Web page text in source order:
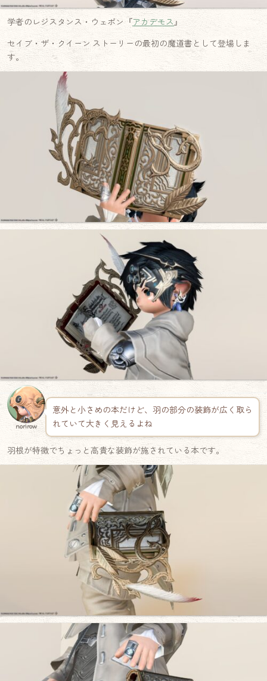
学者のレジスタンス・ウェポン『アカデモス』
セイブ・ザ・クイーン ストーリーの最初の魔道書として登場しま
す。
norirow
意外と小さめの本だけど、羽の部分の装飾が広く取ら
れていて大きく見えるよね
羽根が特徴でちょっと高貴な装飾が施されている本です。